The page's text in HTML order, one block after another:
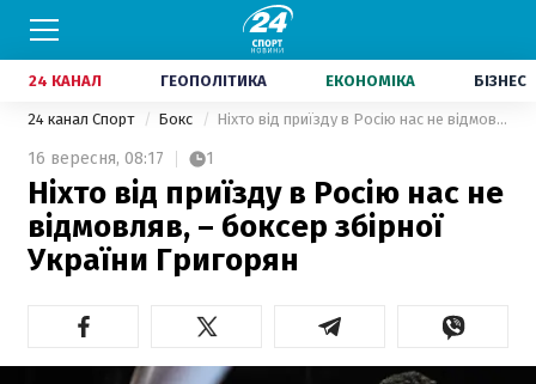
24 КАНАЛ ГЕОПОЛІТИКА ЕКОНОМІКА БІЗНЕС
24 канал Спорт Бокс Ніхто від приїзду в Росію нас не відмовляв, – боксер збірної України Григорян
16 вересня, 08:17 1
Ніхто від приїзду в Росію нас не
відмовляв, – боксер збірної
України Григорян